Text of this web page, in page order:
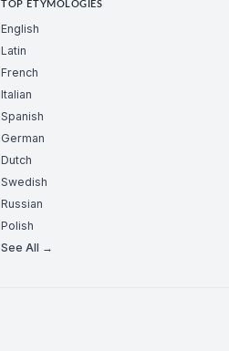
TOP ETYMOLOGIES
English
Latin
French
Italian
Spanish
German
Dutch
Swedish
Russian
Polish
See All →